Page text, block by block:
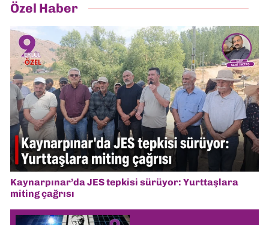
Özel Haber
Kaynarpınar’da JES tepkisi sürüyor: Yurttaşlara
miting çağrısı